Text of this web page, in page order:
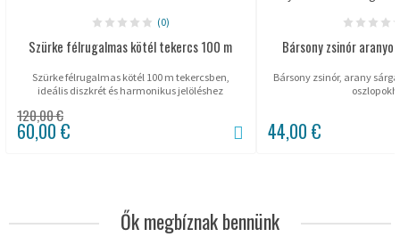
(0)
Szürke félrugalmas kötél tekercs 100 m
Szürke félrugalmas kötél 100 m tekercsben,
ideális diszkrét és harmonikus jelöléshez
120,00 €
60,00 €
Bársony zsinór
Bársony zsinór, arany
44,00 €
Ők megbíznak bennünk